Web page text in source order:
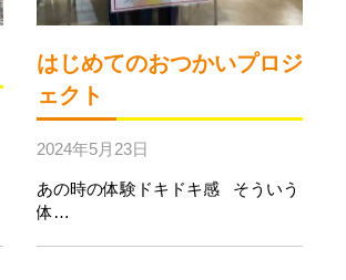
はじめてのおつかいプロジ
ェクト
2024年5月23日
あの時の体験ドキドキ感 そういう
体…